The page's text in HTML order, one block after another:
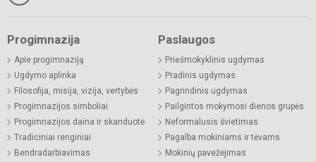
Progimnazija
Apie progimnaziją
Ugdymo aplinka
Filosofija, misija, vizija, vertybės
Progimnazijos simboliai
Progimnazijos daina ir skanduotė
Tradiciniai renginiai
Bendradarbiavimas
Paslaugos
Priešmokyklinis ugdymas
Pradinis ugdymas
Pagrindinis ugdymas
Pailgintos mokymosi dienos grupės
Neformalusis švietimas
Pagalba mokiniams ir tėvams
Mokinių pavežėjimas